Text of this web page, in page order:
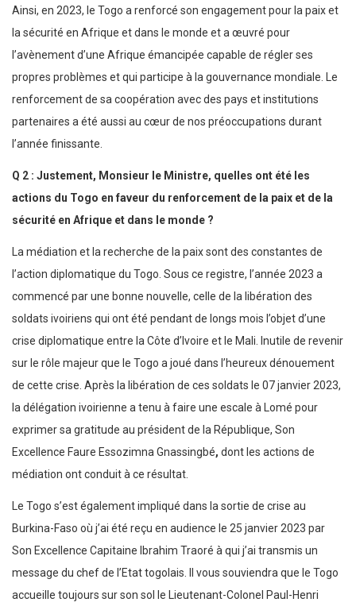
Ainsi, en 2023, le Togo a renforcé son engagement pour la paix et
la sécurité en Afrique et dans le monde et a œuvré pour
l’avènement d’une Afrique émancipée capable de régler ses
propres problèmes et qui participe à la gouvernance mondiale. Le
renforcement de sa coopération avec des pays et institutions
partenaires a été aussi au cœur de nos préoccupations durant
l’année finissante.
Q 2 : Justement, Monsieur le Ministre, quelles ont été les
actions du Togo en faveur du renforcement de la paix et de la
sécurité en Afrique et dans le monde ?
La médiation et la recherche de la paix sont des constantes de
l’action diplomatique du Togo. Sous ce registre, l’année 2023 a
commencé par une bonne nouvelle, celle de la libération des
soldats ivoiriens qui ont été pendant de longs mois l’objet d’une
crise diplomatique entre la Côte d’Ivoire et le Mali. Inutile de revenir
sur le rôle majeur que le Togo a joué dans l’heureux dénouement
de cette crise. Après la libération de ces soldats le 07 janvier 2023,
la délégation ivoirienne a tenu à faire une escale à Lomé pour
exprimer sa gratitude au président de la République, Son
Excellence Faure Essozimna Gnassingbé, dont les actions de
médiation ont conduit à ce résultat.
Le Togo s’est également impliqué dans la sortie de crise au
Burkina-Faso où j’ai été reçu en audience le 25 janvier 2023 par
Son Excellence Capitaine Ibrahim Traoré à qui j’ai transmis un
message du chef de l’Etat togolais. Il vous souviendra que le Togo
accueille toujours sur son sol le Lieutenant-Colonel Paul-Henri